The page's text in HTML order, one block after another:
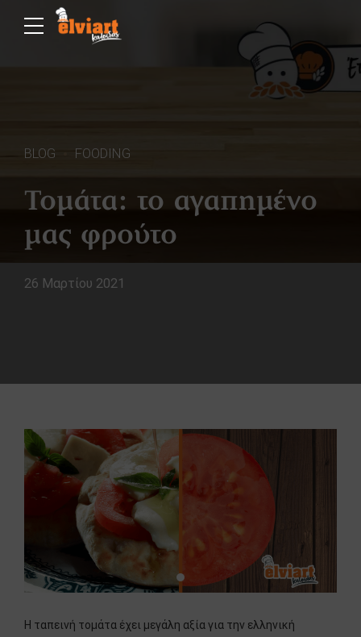
BLOG FOODING
Τομάτα: το αγαπημένο
μας φρούτο
26 Μαρτίου 2021
Η ταπεινή τομάτα έχει μεγάλη αξία για την ελληνική